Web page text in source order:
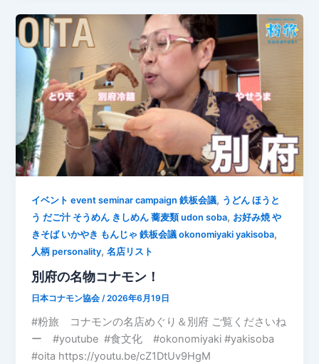
イベント event seminar campaign 鉄板会議, うどん ほうと
う だご汁 そうめん きしめん 蕎麦類 udon soba, お好み焼 や
きそば いかやき もんじゃ 鉄板会議 okonomiyaki yakisoba,
人柄 personality,名店リスト
別府の名物コナモン！
日本コナモン協会/2026年6月19日
#粉旅 コナモンの名店めぐり＆別府 ご覧くださいね
ー #youtube #食文化 #okonomiyaki #yakisoba
#oita https://youtu.be/cZ1DtUv9HgM